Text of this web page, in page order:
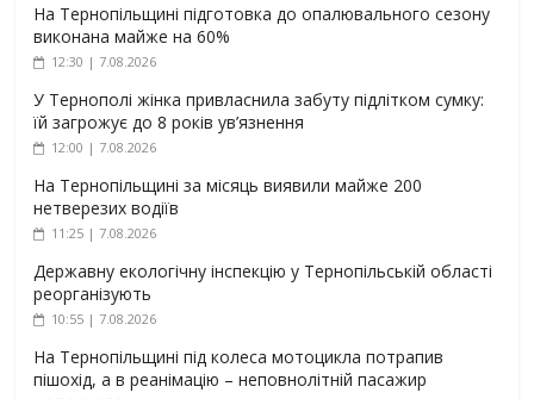
На Тернопільщині підготовка до опалювального сезону
виконана майже на 60%
12:30 | 7.08.2026
У Тернополі жінка привласнила забуту підлітком сумку:
їй загрожує до 8 років ув’язнення
12:00 | 7.08.2026
На Тернопільщині за місяць виявили майже 200
нетверезих водіїв
11:25 | 7.08.2026
Державну екологічну інспекцію у Тернопільській області
реорганізують
10:55 | 7.08.2026
На Тернопільщині під колеса мотоцикла потрапив
пішохід, а в реанімацію – неповнолітній пасажир